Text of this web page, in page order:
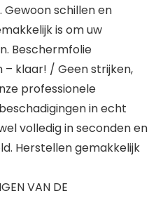
schillen en
is om uw
Beschermfolie
klaar! / Geen strijken,
professionele
in echt
volledig in seconden en
Herstellen gemakkelijk
VAN DE